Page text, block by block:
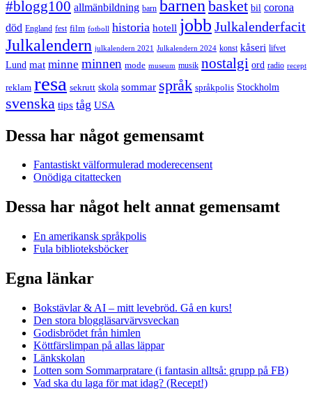
#blogg100 allmänbildning barn barnen basket bil corona
död England fest film fotboll historia hotell jobb Julkalenderfacit
Julkalendern julkalendern 2021 Julkalendern 2024 konst kåseri lifvet
Lund mat minne minnen mode museum musik nostalgi ord radio recept
reklam resa sekrutt skola sommar språk språkpolis Stockholm
svenska tips tåg USA
Dessa har något gemensamt
Fantastiskt välformulerad moderecensent
Onödiga citattecken
Dessa har något helt annat gemensamt
En amerikansk språkpolis
Fula biblioteksböcker
Egna länkar
Bokstävlar & AI – mitt levebröd. Gå en kurs!
Den stora bloggläsarvärvsveckan
Godisbrödet från himlen
Köttfärslimpan på allas läppar
Länkskolan
Lotten som Sommarpratare (i fantasin alltså: grupp på FB)
Vad ska du laga för mat idag? (Recept!)